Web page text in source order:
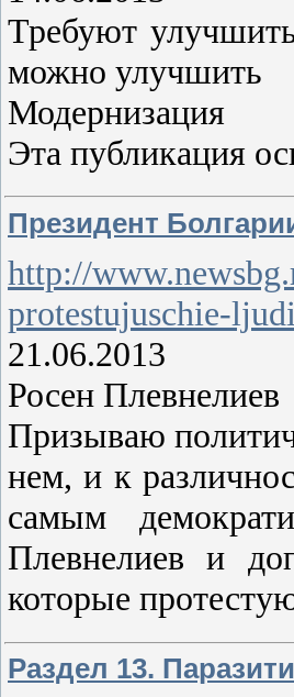
Требуют
можно улучшить
Модернизация
Эта публикация
Президент
http://
protestujuschie-
21.06.2013
Росен Плевнелиев
Призываю
нем, и к
самым
Плевнелиев и
которые
Раздел 13.